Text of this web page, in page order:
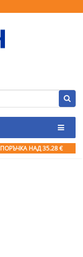
НАД 35.28 €